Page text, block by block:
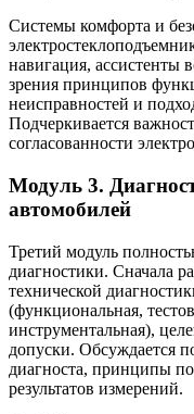
Системы комфорта и
навигация, ассистенты
зрения принципов
неисправностей и
Подчеркивается
согласованности
Модуль 3.
автомобилей
Третий модуль
диагностики. Сначала
технической
(функциональная,
инструментальная),
допуски. Обсуждается
диагноста, принципы
результатов измерений.